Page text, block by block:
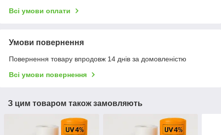
Всі умови оплати
Умови повернення
Повернення товару впродовж 14 днів за домовленістю
Всі умови повернення
З цим товаром також замовляють